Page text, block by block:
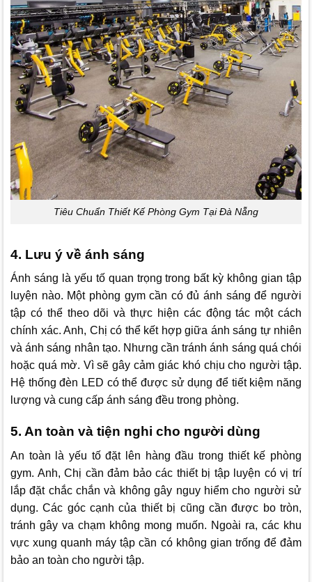
Tiêu Chuẩn Thiết Kế Phòng Gym Tại Đà Nẵng
4. Lưu ý về ánh sáng
Ánh sáng là yếu tố quan trọng trong bất kỳ không gian tập
luyện nào. Một phòng gym cần có đủ ánh sáng để người
tập có thể theo dõi và thực hiện các động tác một cách
chính xác. Anh, Chị có thể kết hợp giữa ánh sáng tự nhiên
và ánh sáng nhân tạo. Nhưng cần tránh ánh sáng quá chói
hoặc quá mờ. Vì sẽ gây cảm giác khó chịu cho người tập.
Hệ thống đèn LED có thể được sử dụng để tiết kiệm năng
lượng và cung cấp ánh sáng đều trong phòng.
5. An toàn và tiện nghi cho người dùng
An toàn là yếu tố đặt lên hàng đầu trong thiết kế phòng
gym. Anh, Chị cần đảm bảo các thiết bị tập luyện có vị trí
lắp đặt chắc chắn và không gây nguy hiểm cho người sử
dụng. Các góc cạnh của thiết bị cũng cần được bo tròn,
tránh gây va chạm không mong muốn. Ngoài ra, các khu
vực xung quanh máy tập cần có không gian trống để đảm
bảo an toàn cho người tập.